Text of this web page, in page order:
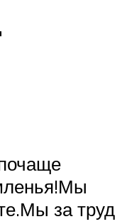
за труд